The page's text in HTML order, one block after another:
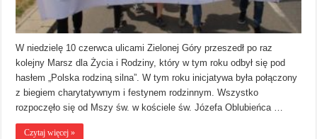
W niedzielę 10 czerwca ulicami Zielonej Góry przeszedł po raz
kolejny Marsz dla Życia i Rodziny, który w tym roku odbył się pod
hasłem „Polska rodziną silna”. W tym roku inicjatywa była połączony
z biegiem charytatywnym i festynem rodzinnym. Wszystko
rozpoczęło się od Mszy św. w kościele św. Józefa Oblubieńca …
Czytaj więcej »